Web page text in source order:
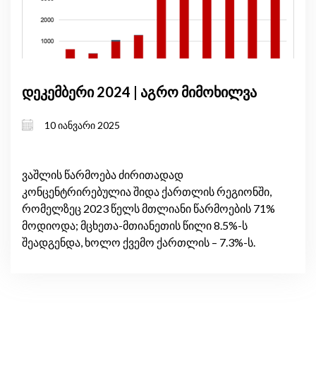
დეკემბერი 2024 | აგრო მიმოხილვა
10 იანვარი 2025
ვაშლის წარმოება ძირითადად
კონცენტრირებულია შიდა ქართლის რეგიონში,
რომელზეც 2023 წელს მთლიანი წარმოების 71%
მოდიოდა; მცხეთა-მთიანეთის წილი 8.5%-ს
შეადგენდა, ხოლო ქვემო ქართლის – 7.3%-ს.